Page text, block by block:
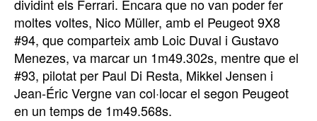
dividint els Ferrari. Encara que no van poder fer
moltes voltes, Nico Müller, amb el Peugeot 9X8
#94, que comparteix amb Loic Duval i Gustavo
Menezes, va marcar un 1m49.302s, mentre que el
#93, pilotat per Paul Di Resta, Mikkel Jensen i
Jean-Éric Vergne van col·locar el segon Peugeot
en un temps de 1m49.568s.